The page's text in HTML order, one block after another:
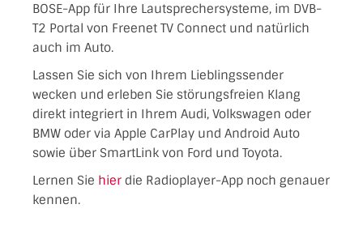
BOSE-App für Ihre Lautsprechersysteme, im DVB-
T2 Portal von Freenet TV Connect und natürlich
auch im Auto.
Lassen Sie sich von Ihrem Lieblingssender
wecken und erleben Sie störungsfreien Klang
direkt integriert in Ihrem Audi, Volkswagen oder
BMW oder via Apple CarPlay und Android Auto
sowie über SmartLink von Ford und Toyota.
Lernen Sie hier die Radioplayer-App noch genauer
kennen.